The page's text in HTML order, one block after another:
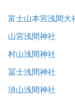
富士山本宮浅間大
山宮浅間神社
村山浅間神社
冨士浅間神社
須山浅間神社